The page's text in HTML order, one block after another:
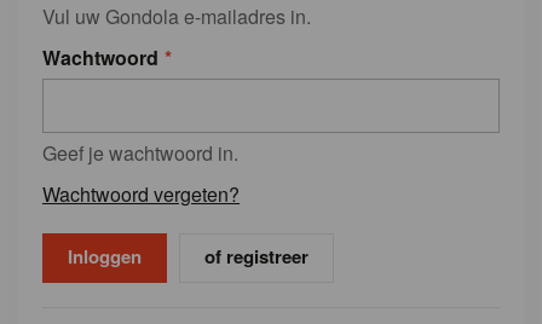
Vul uw Gondola e-mailadres in.
Wachtwoord
Geef je wachtwoord in.
Wachtwoord vergeten?
of registreer